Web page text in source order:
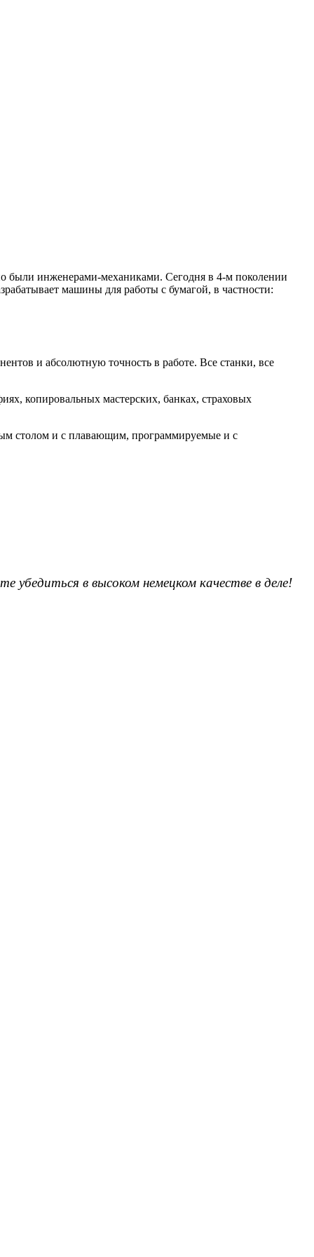
были инженерами-механиками. Сегодня в 4-м поколении
машины для работы с бумагой, в частности:
и абсолютную точность в работе. Все станки, все
копировальных мастерских, банках, страховых
столом и с плавающим, программируемые и с
убедиться в высоком немецком качестве в деле!